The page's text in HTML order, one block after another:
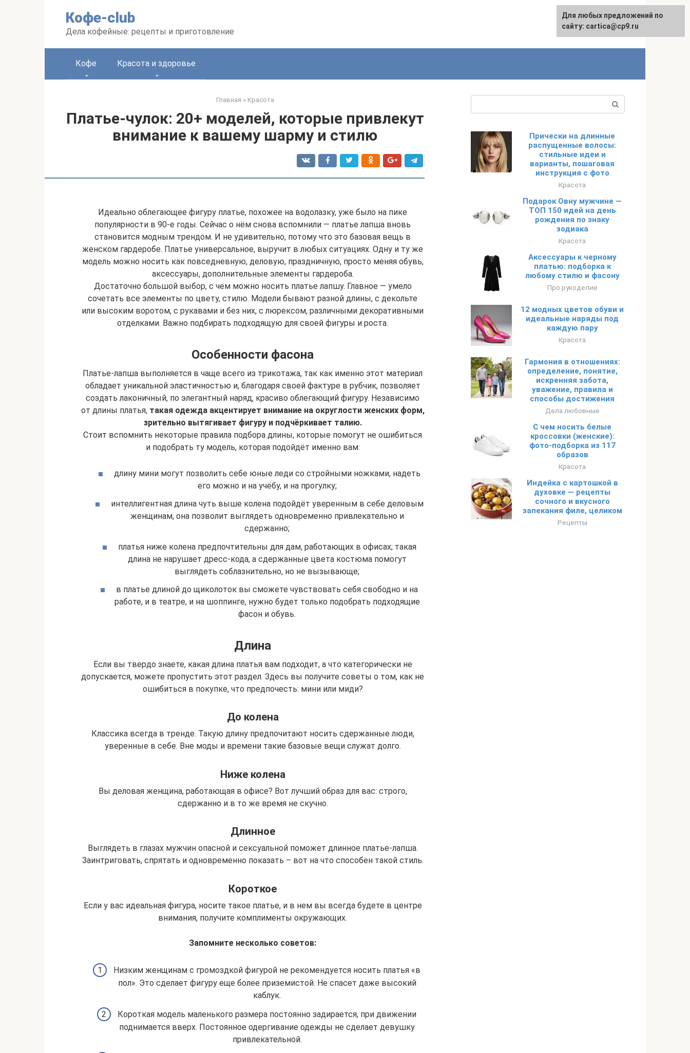
Кофе-club
Дела кофейные: рецепты и приготовление
English
Кофе Красота и здоровье
Главная » Красота
Платье-чулок: 20+ моделей, которые привлекут
внимание к вашему шарму и стилю
Идеально облегающее фигуру платье, похожее на водолазку, уже было на пике
популярности в 90-е годы. Сейчас о нём снова вспомнили — платье лапша вновь
становится модным трендом. И не удивительно, потому что это базовая вещь в
женском гардеробе. Платье универсальное, выручит в любых ситуациях. Одну и ту же
модель можно носить как повседневную, деловую, праздничную, просто меняя обувь,
аксессуары, дополнительные элементы гардероба.
Достаточно большой выбор, с чем можно носить платье лапшу. Главное — умело
сочетать все элементы по цвету, стилю. Модели бывают разной длины, с декольте
или высоким воротом, с рукавами и без них, с люрексом, различными декоративными
отделками. Важно подбирать подходящую для своей фигуры и роста.
Особенности фасона
Платье-лапша выполняется в чаще всего из трикотажа, так как именно этот материал
обладает уникальной эластичностью и, благодаря своей фактуре в рубчик, позволяет
создать лаконичный, по элегантный наряд, красиво облегающий фигуру. Независимо
от длины платья, такая одежда акцентирует внимание на округлости женских форм,
зрительно вытягивает фигуру и подчёркивает талию.
Стоит вспомнить некоторые правила подбора длины, которые помогут не ошибиться
и подобрать ту модель, которая подойдёт именно вам:
длину мини могут позволить себе юные леди со стройными ножками, надеть
его можно и на учёбу, и на прогулку;
интеллигентная длина чуть выше колена подойдёт уверенным в себе деловым
женщинам, она позволит выглядеть одновременно привлекательно и
сдержанно;
платья ниже колена предпочтительны для дам, работающих в офисах; такая
длина не нарушает дресс-кода, а сдержанные цвета костюма помогут
выглядеть соблазнительно, но не вызывающе;
в платье длиной до щиколоток вы сможете чувствовать себя свободно и на
работе, и в театре, и на шоппинге, нужно будет только подобрать подходящие
фасон и обувь.
Длина
Если вы твердо знаете, какая длина платья вам подходит, а что категорически не
допускается, можете пропустить этот раздел. Здесь вы получите советы о том, как не
ошибиться в покупке, что предпочесть: мини или миди?
До колена
Классика всегда в тренде. Такую длину предпочитают носить сдержанные люди,
уверенные в себе. Вне моды и времени такие базовые вещи служат долго.
Ниже колена
Вы деловая женщина, работающая в офисе? Вот лучший образ для вас: строго,
сдержанно и в то же время не скучно.
Длинное
Выглядеть в глазах мужчин опасной и сексуальной поможет длинное платье-лапша.
Заинтриговать, спрятать и одновременно показать – вот на что способен такой стиль.
Короткое
Если у вас идеальная фигура, носите такое платье, и в нем вы всегда будете в центре
внимания, получите комплименты окружающих.
Запомните несколько советов:
Низким женщинам с громоздкой фигурой не рекомендуется носить платья «в
пол». Это сделает фигуру еще более приземистой. Не спасет даже высокий
каблук.
Короткая модель маленького размера постоянно задирается, при движении
поднимается вверх. Постоянное одергивание одежды не сделает девушку
привлекательной.
Прически на длинные
распущенные волосы:
стильные идеи и
варианты, пошаговая
инструкция с фото
Красота
Подарок Овну мужчине —
ТОП 150 идей на день
рождения по знаку
зодиака
Красота
Аксессуары к черному
платью: подборка к
любому стилю и фасону
Про рукоделие
12 модных цветов обуви и
идеальные наряды под
каждую пару
Красота
Гармония в отношениях:
определение, понятие,
искренняя забота,
уважение, правила и
способы достижения
Дела любовные
С чем носить белые
кроссовки (женские):
фото-подборка из 117
образов
Красота
Индейка с картошкой в
духовке — рецепты
сочного и вкусного
запекания филе, целиком
Рецепты
Для любых предложений по
сайту: cartica@cp9.ru